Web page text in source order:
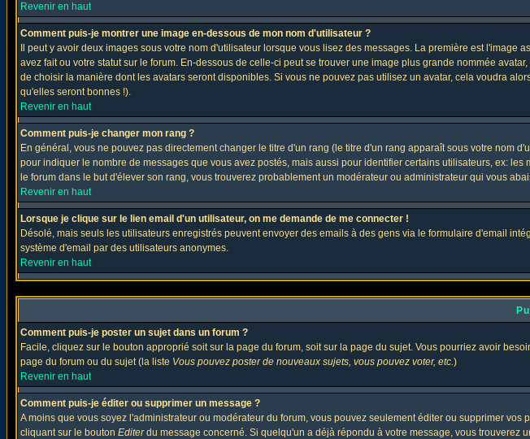
Revenir en haut
Comment puis-je montrer une image en-dessous de mon nom d'utilisateur ?
Il peut y avoir deux images sous votre nom d'utilisateur lorsque vous lisez des messages. La première est
avez fait ou votre statut sur le forum. En-dessous de celle-ci peut se trouver une image plus grande nommée
de choisir la manière dont les avatars seront disponibles. Si vous ne pouvez pas utilisez un avatar, cela voudra
qu'elles seront bonnes !).
Revenir en haut
Comment puis-je changer mon rang ?
En général, vous ne pouvez pas directement changer le titre d'un rang (le titre d'un rang apparaît sous votre nom
pour indiquer le nombre de messages que vous avez postés, mais aussi pour identifier certains utilisateurs, ex:
le forum dans le but d'élever son rang, vous trouverez probablement un modérateur ou administrateur qui vous
Revenir en haut
Lorsque je clique sur le lien email d'un utilisateur, on me demande de me connecter !
Désolé, mais seuls les utilisateurs enregistrés peuvent envoyer des emails à des gens via le formulaire d'email
système d'email par des utilisateurs anonymes.
Revenir en haut
Comment puis-je poster un sujet dans un forum ?
Facile, cliquez sur le bouton approprié soit sur la page du forum, soit sur la page du sujet. Vous pourriez avoir
page du forum ou du sujet (la liste Vous pouvez poster de nouveaux sujets, vous pouvez voter, etc.)
Revenir en haut
Comment puis-je éditer ou supprimer un message ?
A moins que vous soyez l'administrateur ou modérateur du forum, vous pouvez seulement éditer ou supprimer
cliquant sur le bouton Editerdu message concerné. Si quelqu'un a déjà répondu à votre message, vous trouverez